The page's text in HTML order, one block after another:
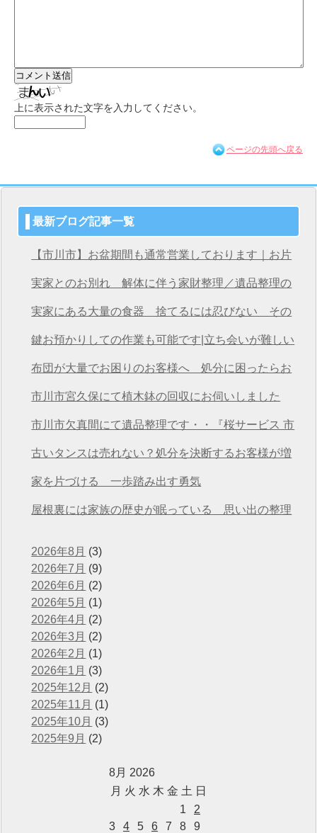
上に表示された文字を入力してください。
ページの先頭へ戻る
最新ブログ記事一覧
【市川市】お盆期間も通常営業しております｜お片
付け・不用品回収は桜サービス市川店へ
実家とのお別れ 解体に伴う家財整理／遺品整理の
桜サービス市川店
実家にある大量の食器 捨てるには忍びない その
想いを次につなげる
鍵お預かりしての作業も可能です|立ち会いが難しい
方も安心の遺品整理
布団が大量でお困りのお客様へ 処分に困ったらお
任せください
市川市宮久保にて植木鉢の回収にお伺いしました
市川市欠真間にて遺品整理です・・『桜サービス 市
川店』
古いタンスは売れない？処分を決断するお客様が増
えています
家を片づける 一歩踏み出す勇気
屋根裏には家族の歴史が眠っている 思い出の整理
2026年8月 (3)
2026年7月 (9)
2026年6月 (2)
2026年5月 (1)
2026年4月 (2)
2026年3月 (2)
2026年2月 (1)
2026年1月 (3)
2025年12月 (2)
2025年11月 (1)
2025年10月 (3)
2025年9月 (2)
8月 2026
月 火 水 木 金 土 日
1
2
3
4 5 6 7 8
9